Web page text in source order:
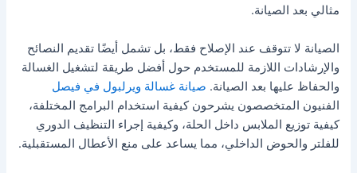
مثالي بعد الصيانة.
الصيانة لا تتوقف عند الإصلاح فقط، بل تشمل أيضًا تقديم النصائح
والإرشادات اللازمة للمستخدم حول أفضل طريقة لتشغيل الغسالة
والحفاظ عليها بعد الصيانة. صيانة غسالة ويرلبول في فيصل
الفنيون المتخصصون يشرحون كيفية استخدام البرامج المختلفة،
كيفية توزيع الملابس داخل الحلة، وكيفية إجراء التنظيف الدوري
للفلتر والحوض الداخلي، مما يساعد على منع الأعطال المستقبلية.